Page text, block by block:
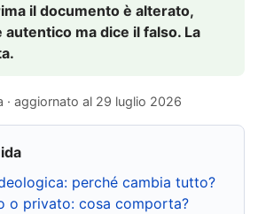
il documento è alterato,
autentico ma dice il falso. La
aggiornato al 29 luglio 2026
perché cambia tutto?
o privato: cosa comporta?